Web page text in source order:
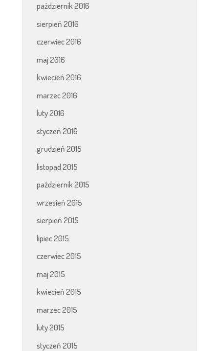
październik 2016
sierpień 2016
czerwiec 2016
maj 2016
kwiecień 2016
marzec 2016
luty 2016
styczeń 2016
grudzień 2015
listopad 2015
październik 2015
wrzesień 2015
sierpień 2015
lipiec 2015
czerwiec 2015
maj 2015
kwiecień 2015
marzec 2015
luty 2015
styczeń 2015